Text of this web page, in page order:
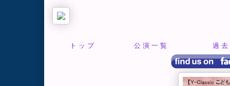
ト ッ プ 公 演 一 覧 過 去